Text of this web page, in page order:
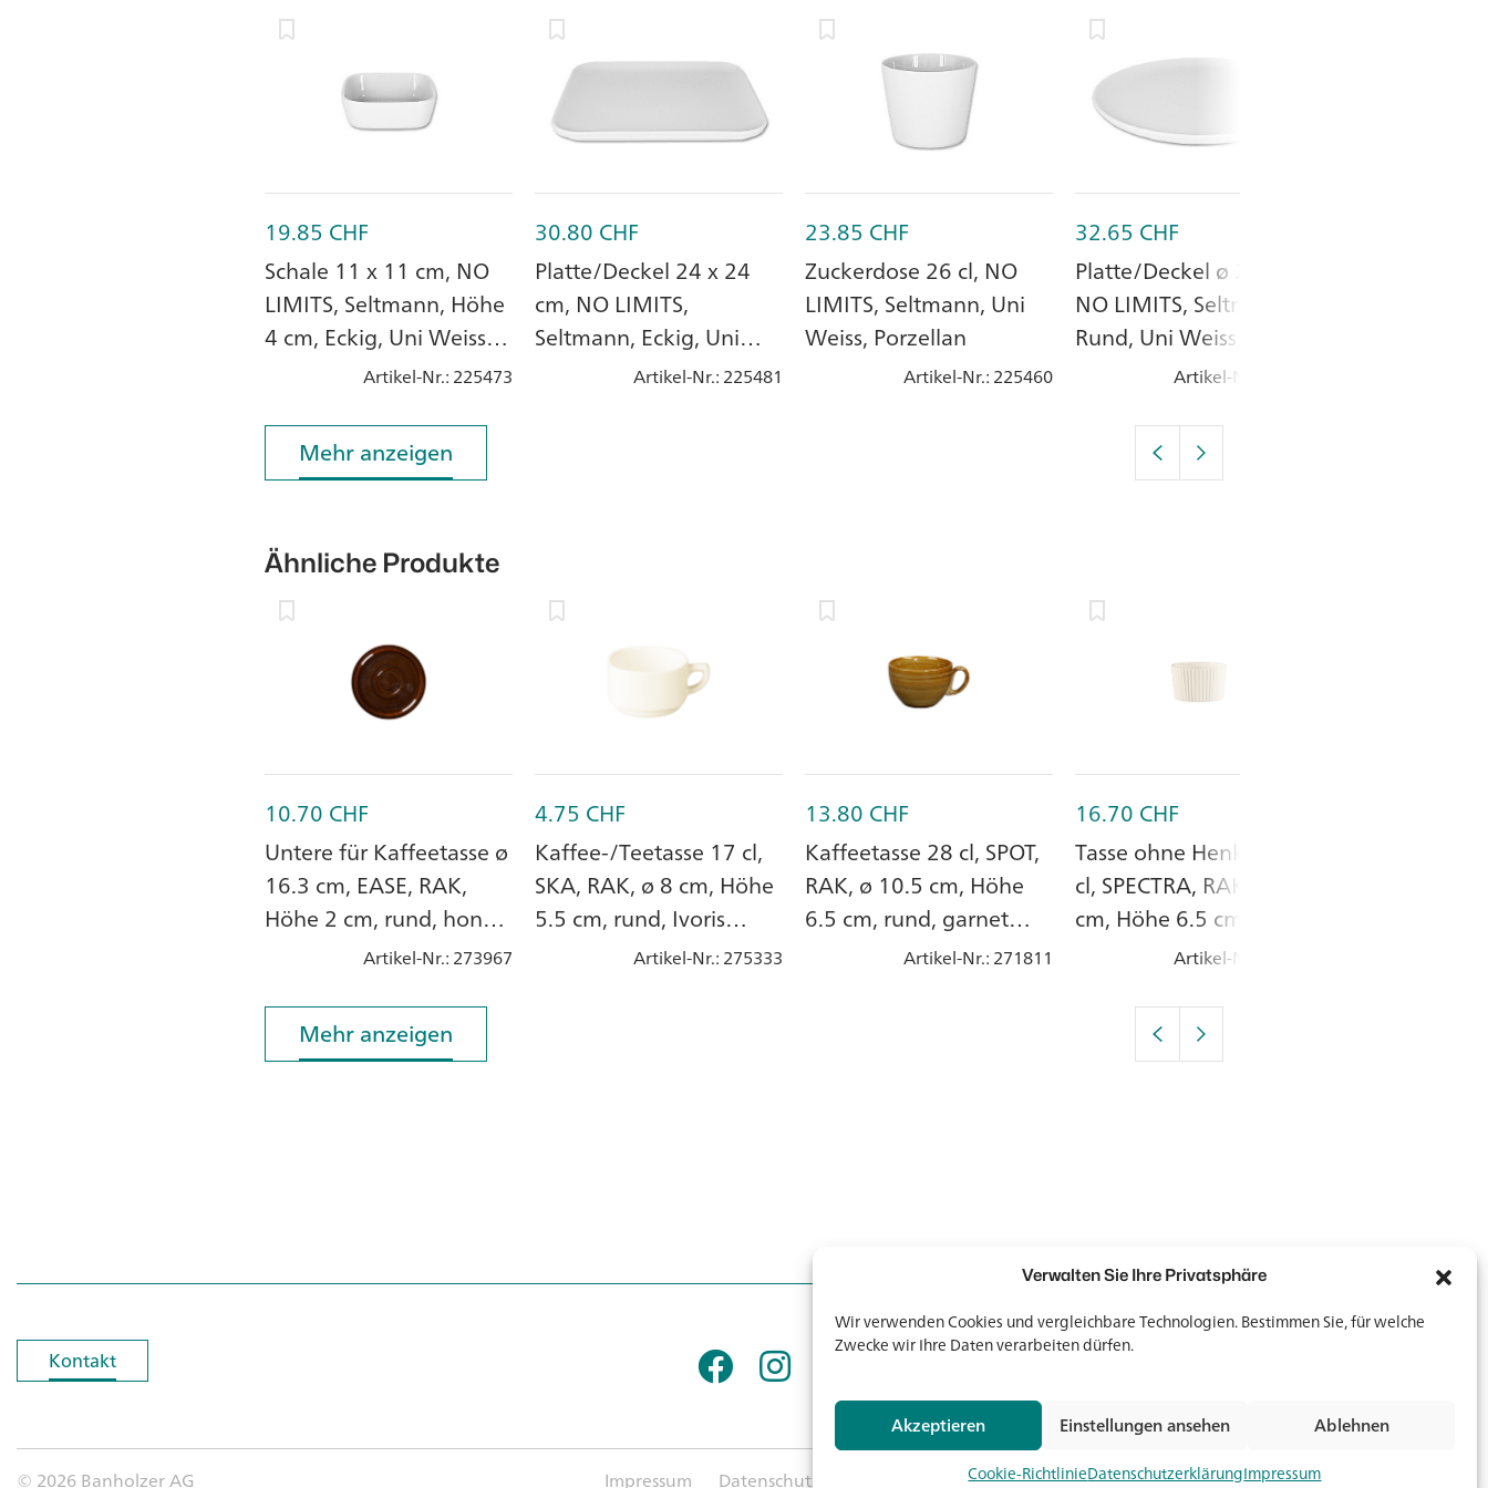
Verwalten Sie Ihre Privatsphäre
Wir verwenden Cookies und vergleichbare Technologien. Bestimmen Sie, für welche
Zwecke wir Ihre Daten verarbeiten dürfen.
Akzeptieren Ablehnen
Einstellungen ansehen
Cookie-RichtlinieDatenschutzerklärungImpressum
19.85 CHF
Schale 11 x 11 cm, NO
LIMITS, Seltmann, Höhe
4 cm, Eckig, Uni Weiss,
Artikel-Nr.: 225473
30.80 CHF
Platte/Deckel 24 x 24
cm, NO LIMITS,
Seltmann, Eckig, Uni
Weiss, Porzellan
Artikel-Nr.: 225481
23.85 CHF
Zuckerdose 26 cl, NO
LIMITS, Seltmann, Uni
Weiss, Porzellan
Artikel-Nr.: 225460
32.65 CHF
Platte/Deckel ø 25 cm,
NO LIMITS, Seltmann,
Rund, Uni Weiss,
Artikel-Nr.
Mehr anzeigen
Mehr anzeigen
Ähnliche Produkte
10.70 CHF
Untere für Kaffeetasse ø
16.3 cm, EASE, RAK,
Höhe 2 cm, rund, honey
brown, Porzellan
Artikel-Nr.: 273967
4.75 CHF
Kaffee-/Teetasse 17 cl,
SKA, RAK, ø 8 cm, Höhe
5.5 cm, rund, Ivoris
white, Porzellan
Artikel-Nr.: 275333
13.80 CHF
Kaffeetasse 28 cl, SPOT,
RAK, ø 10.5 cm, Höhe
6.5 cm, rund, garnet
beige, Porzellan
Artikel-Nr.: 271811
16.70 CHF
Tasse ohne Henkel 30.6
cl, SPECTRA, RAK, ø 9.5
cm, Höhe 6.5 cm,
Artikel-Nr.
Mehr anzeigen
Mehr anzeigen
Kontakt
Kontakt
© 2026 Banholzer AG Impressum Datenschutz Medien & Downloads